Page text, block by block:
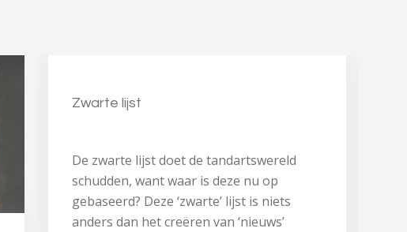
Zwarte lijst
De zwarte lijst doet de tandartswereld
schudden, want waar is deze nu op
gebaseerd? Deze ‘zwarte’ lijst is niets
anders dan het creëren van ‘nieuws’